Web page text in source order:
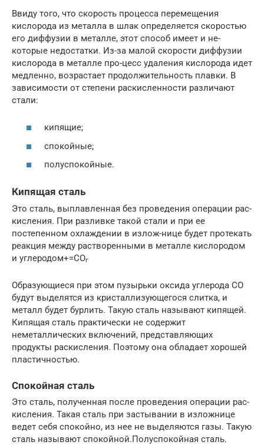
Ввиду того, что скорость процесса перемещения
кислорода из металла в шлак определяется скоростью
его диффузии в металле, этот способ имеет и не-
которые недостатки. Из-за малой скорости диффузии
кислорода в металле про-цесс удаления кислорода идет
медленно, возрастает продолжительность плавки. В
зависимости от степени раскисленности различают
стали:
кипящие;
спокойные;
полуспокойные.
Кипящая сталь
Это сталь, выплавленная без проведения операции рас-
кисления. При разливке такой стали и при ее
постепенном охлаждении в излож-нице будет протекать
реакция между растворенными в металле кислородом
и углеродом+=COг
Образующиеся при этом пузырьки оксида углерода СО
будут выделятся из кристаллизующегося слитка, и
металл будет бурлить. Такую сталь называют кипящей.
Кипящая сталь практически не содержит
неметаллических включений, представляющих
продукты раскисления. Поэтому она обладает хорошей
пластичностью.
Спокойная сталь
Это сталь, полученная после проведения операции рас-
кисления. Такая сталь при застывании в изложнице
ведет себя спокойно, из нее не выделяются газы. Такую
сталь называют спокойной.Полуспокойная сталь.